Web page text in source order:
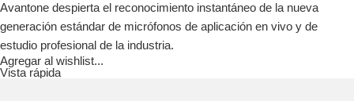
Avantone despierta el reconocimiento instantáneo de la nueva
generación estándar de micrófonos de aplicación en vivo y de
estudio profesional de la industria.
Agregar al wishlist...
Vista rápida